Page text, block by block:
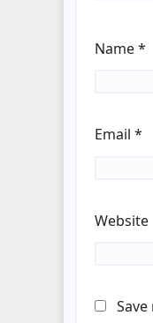
Name*
Email *
Website